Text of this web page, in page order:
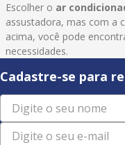
Escolher o ar
assustadora, mas com a
acima, você pode
necessidades.
Cadastre-se para